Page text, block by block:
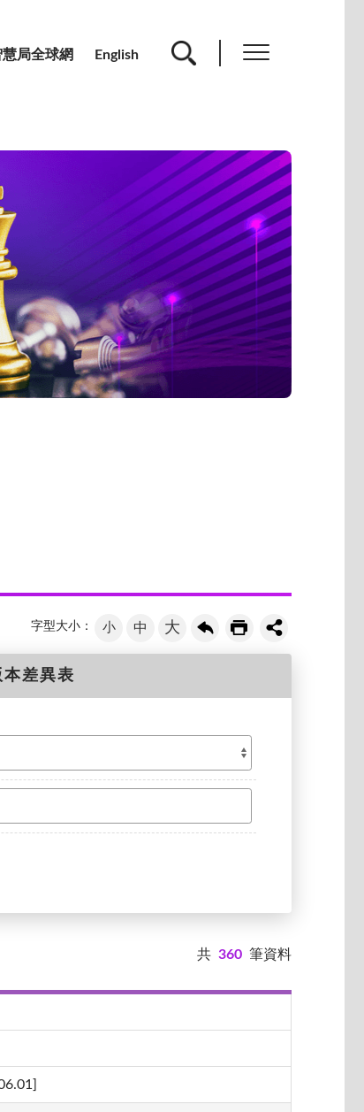
慧局全球網 English
字型大小： 小 中 大
本差異表
共 360 筆資料